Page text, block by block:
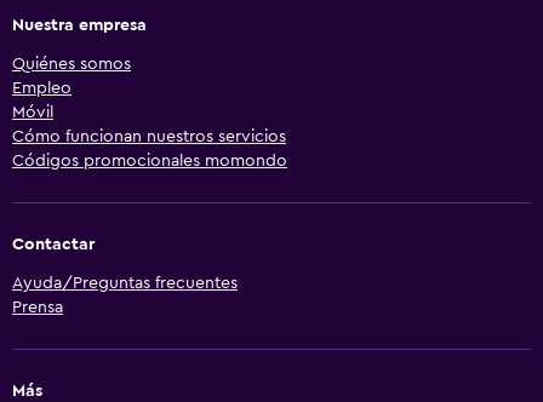
Nuestra empresa
Quiénes somos
Empleo
Móvil
Cómo funcionan nuestros servicios
Códigos promocionales momondo
Contactar
Ayuda/Preguntas frecuentes
Prensa
Más